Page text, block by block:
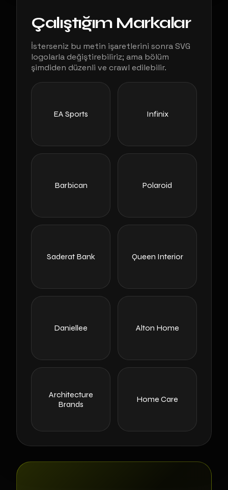
Çalıştığım Markalar
İsterseniz bu metin işaretlerini sonra SVG
logolarla değiştirebiliriz; ama bölüm
şimdiden düzenli ve crawl edilebilir.
EA Sports Infinix
Barbican Polaroid
Saderat Bank Queen Interior
Daniellee Alton Home
Architecture
Brands
Home Care